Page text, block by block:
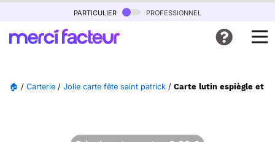
particulier professionnel
🏠 / Carterie / Jolie carte fête saint patrick / Carte lutin espiègle et